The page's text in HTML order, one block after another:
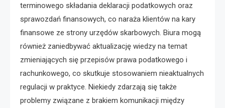
terminowego składania deklaracji podatkowych oraz
sprawozdań finansowych, co naraża klientów na kary
finansowe ze strony urzędów skarbowych. Biura mogą
również zaniedbywać aktualizację wiedzy na temat
zmieniających się przepisów prawa podatkowego i
rachunkowego, co skutkuje stosowaniem nieaktualnych
regulacji w praktyce. Niekiedy zdarzają się także
problemy związane z brakiem komunikacji między